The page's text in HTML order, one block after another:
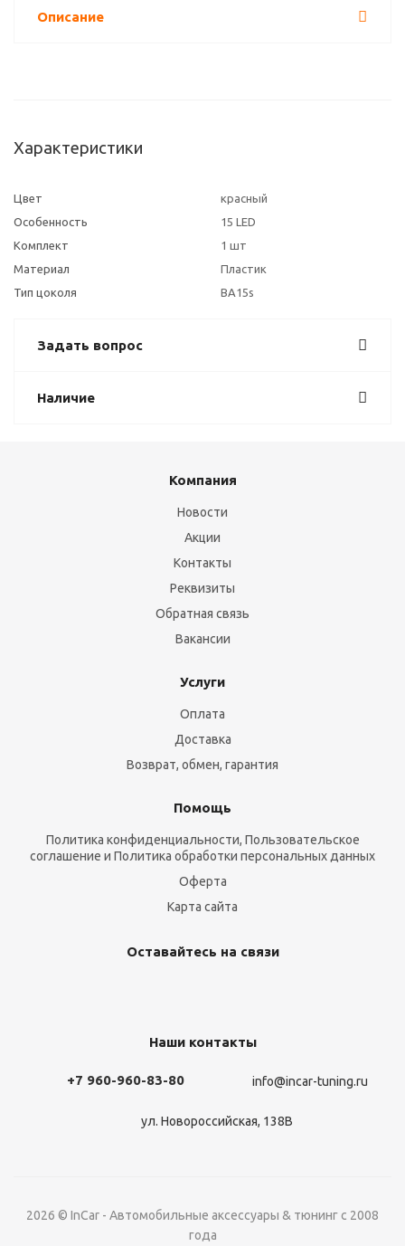
Описание
Характеристики
Цвет
красный
Особенность
15 LED
Комплект
1 шт
Материал
Пластик
Тип цоколя
BA15s
Задать вопрос
Наличие
Компания
Новости
Акции
Контакты
Реквизиты
Обратная связь
Вакансии
Услуги
Оплата
Доставка
Возврат, обмен, гарантия
Помощь
Политика конфиденциальности, Пользовательское
соглашение и Политика обработки персональных данных
Оферта
Карта сайта
Оставайтесь на связи
Наши контакты
+7 960-960-83-80 info@incar-tuning.ru
ул. Новороссийская, 138В
2026 © InCar - Автомобильные аксессуары & тюнинг с 2008
года